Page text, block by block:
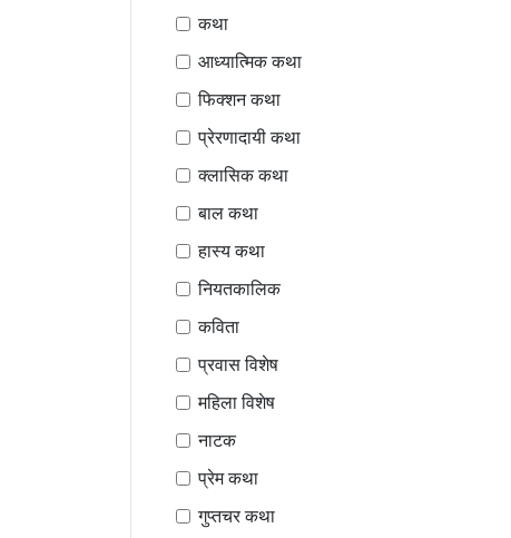
कथा
आध्यात्मिक कथा
फिक्शन कथा
प्रेरणादायी कथा
क्लासिक कथा
बाल कथा
हास्य कथा
नियतकालिक
कविता
प्रवास विशेष
महिला विशेष
नाटक
प्रेम कथा
गुप्तचर कथा